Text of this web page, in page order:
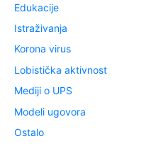
Edukacije
Istraživanja
Korona virus
Lobistička aktivnost
Mediji o UPS
Modeli ugovora
Ostalo